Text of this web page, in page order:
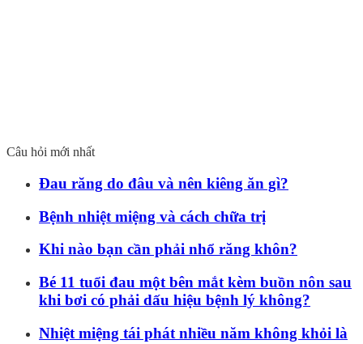
Câu hỏi mới nhất
Đau răng do đâu và nên kiêng ăn gì?
Bệnh nhiệt miệng và cách chữa trị
Khi nào bạn cần phải nhổ răng khôn?
Bé 11 tuổi đau một bên mắt kèm buồn nôn sau
khi bơi có phải dấu hiệu bệnh lý không?
Nhiệt miệng tái phát nhiều năm không khỏi là